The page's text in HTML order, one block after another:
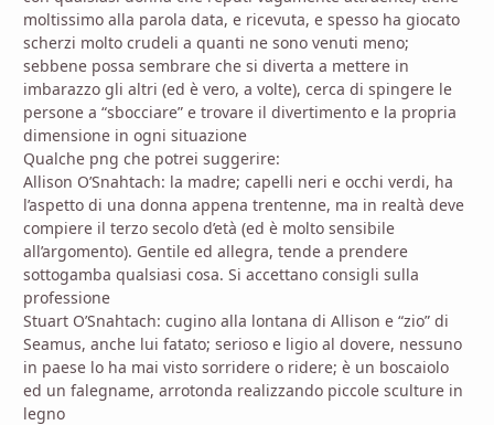
moltissimo alla parola data, e ricevuta, e spesso ha giocato
scherzi molto crudeli a quanti ne sono venuti meno;
sebbene possa sembrare che si diverta a mettere in
imbarazzo gli altri (ed è vero, a volte), cerca di spingere le
persone a “sbocciare” e trovare il divertimento e la propria
dimensione in ogni situazione
Qualche png che potrei suggerire:
Allison O’Snahtach: la madre; capelli neri e occhi verdi, ha
l’aspetto di una donna appena trentenne, ma in realtà deve
compiere il terzo secolo d’età (ed è molto sensibile
all’argomento). Gentile ed allegra, tende a prendere
sottogamba qualsiasi cosa. Si accettano consigli sulla
professione
Stuart O’Snahtach: cugino alla lontana di Allison e “zio” di
Seamus, anche lui fatato; serioso e ligio al dovere, nessuno
in paese lo ha mai visto sorridere o ridere; è un boscaiolo
ed un falegname, arrotonda realizzando piccole sculture in
legno